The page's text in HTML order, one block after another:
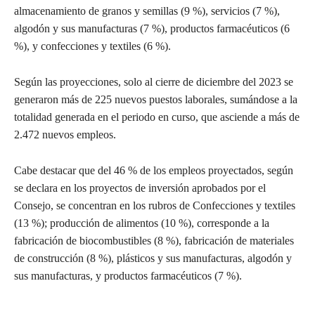
almacenamiento de granos y semillas (9 %), servicios (7 %),
algodón y sus manufacturas (7 %), productos farmacéuticos (6
%), y confecciones y textiles (6 %).
Según las proyecciones, solo al cierre de diciembre del 2023 se
generaron más de 225 nuevos puestos laborales, sumándose a la
totalidad generada en el periodo en curso, que asciende a más de
2.472 nuevos empleos.
Cabe destacar que del 46 % de los empleos proyectados, según
se declara en los proyectos de inversión aprobados por el
Consejo, se concentran en los rubros de Confecciones y textiles
(13 %); producción de alimentos (10 %), corresponde a la
fabricación de biocombustibles (8 %), fabricación de materiales
de construcción (8 %), plásticos y sus manufacturas, algodón y
sus manufacturas, y productos farmacéuticos (7 %).